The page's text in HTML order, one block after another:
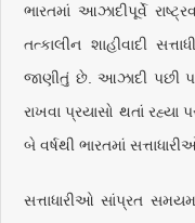
ભારતમાં આઝાદીપૂર્વે
તત્કાલીન શાહીવાદી
જાણીતું છે. આઝાદી પછી
રાખવા પ્રયાસો થતાં
બે વર્ષથી ભારતમાં
સત્તાધારીઓ સાંપ્રત